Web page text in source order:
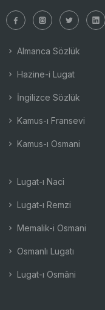
Almanca Sözlük
Hazine-i Lugat
İngilizce Sözlük
Kamus-ı Fransevi
Kamus-ı Osmani
Lugat-ı Naci
Lugat-ı Remzi
Memalik-i Osmani
Osmanlı Lugatı
Lugat-ı Osmâni